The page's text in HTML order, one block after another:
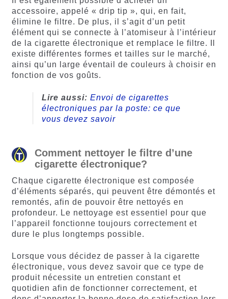
accessoire, appelé « drip tip », qui, en fait,
élimine le filtre. De plus, il s’agit d’un petit
élément qui se connecte à l’atomiseur à l’intérieur
de la cigarette électronique et remplace le filtre. Il
existe différentes formes et tailles sur le marché,
ainsi qu’un large éventail de couleurs à choisir en
fonction de vos goûts.
Lire aussi: Envoi de cigarettes
électroniques par la poste: ce que
vous devez savoir
Comment nettoyer le filtre d’une
cigarette électronique?
Chaque cigarette électronique est composée
d’éléments séparés, qui peuvent être démontés et
remontés, afin de pouvoir être nettoyés en
profondeur. Le nettoyage est essentiel pour que
l’appareil fonctionne toujours correctement et
dure le plus longtemps possible.
Lorsque vous décidez de passer à la cigarette
électronique, vous devez savoir que ce type de
produit nécessite un entretien constant et
quotidien afin de fonctionner correctement, et